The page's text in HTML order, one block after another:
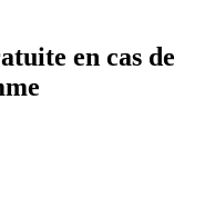
en cas de